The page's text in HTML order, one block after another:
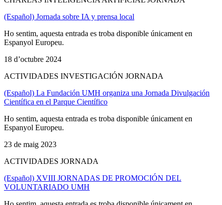
(Español) Jornada sobre IA y prensa local
Ho sentim, aquesta entrada es troba disponible únicament en
Espanyol Europeu.
18 d’octubre 2024
ACTIVIDADES INVESTIGACIÓN JORNADA
(Español) La Fundación UMH organiza una Jornada Divulgación
Científica en el Parque Científico
Ho sentim, aquesta entrada es troba disponible únicament en
Espanyol Europeu.
23 de maig 2023
ACTIVIDADES JORNADA
(Español) XVIII JORNADAS DE PROMOCIÓN DEL
VOLUNTARIADO UMH